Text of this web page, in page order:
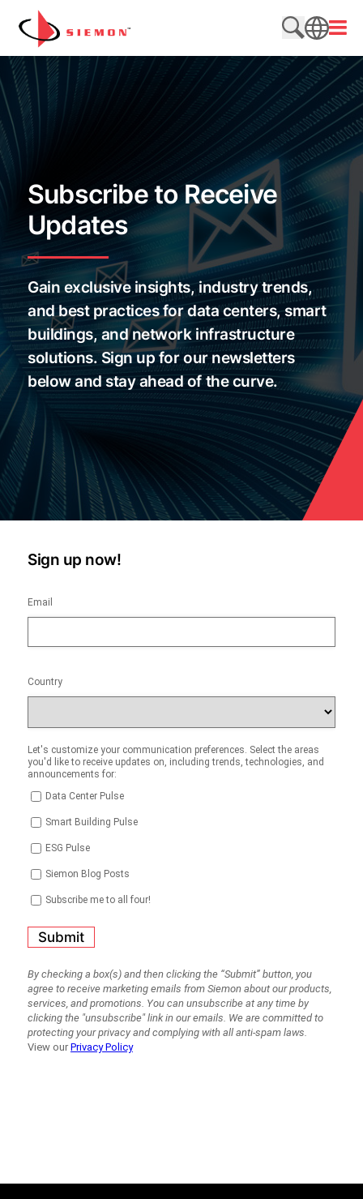
跳至内容
搜索网站
打开
SEARCH
Subscribe to Receive
Updates
Gain exclusive insights, industry trends,
and best practices for data centers, smart
buildings, and network infrastructure
solutions. Sign up for our newsletters
below and stay ahead of the curve.
Sign up now!